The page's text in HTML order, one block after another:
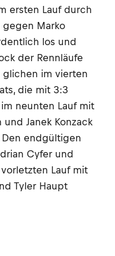
ersten Lauf durch
gegen Marko
los und
der Rennläufe
glichen im vierten
die mit 3:3
neunten Lauf mit
Janek Konzack
endgültigen
Cyfer und
Lauf mit
Tyler Haupt